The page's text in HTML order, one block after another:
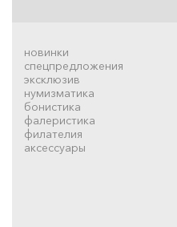
новинки
спецпредложения
эксклюзив
нумизматика
бонистика
фалеристика
филателия
аксессуары